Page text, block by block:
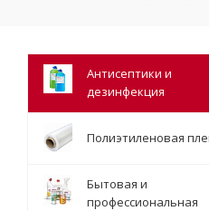
Антисептики и
дезинфекция
Полиэтиленовая
Бытовая и
профессиональная